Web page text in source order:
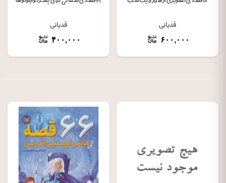
قدیانی
۶۰۰,۰۰۰
قدیانی
۴۰۰,۰۰۰